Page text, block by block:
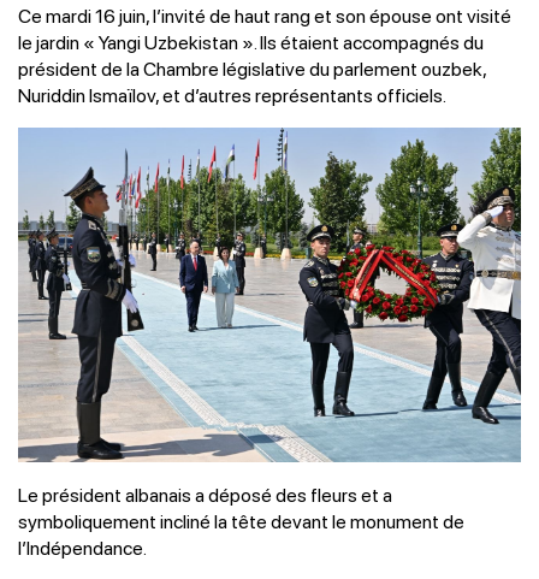
Ce mardi 16 juin, l’invité de haut rang et son épouse ont visité
le jardin « Yangi Uzbekistan ». Ils étaient accompagnés du
président de la Chambre législative du parlement ouzbek,
Nuriddin Ismaïlov, et d’autres représentants officiels.
Le président albanais a déposé des fleurs et a
symboliquement incliné la tête devant le monument de
l’Indépendance.